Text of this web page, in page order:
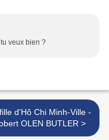
veux bien ?
d'Hô Chi Minh-Ville -
Robert OLEN BUTLER >